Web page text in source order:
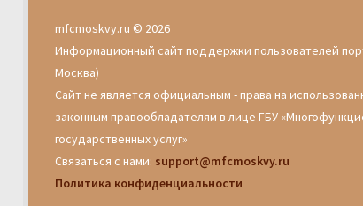
mfcmoskvy.ru © 2026
Информационный сайт поддержки пользователей
Москва)
Сайт не является официальным - права на
законным правообладателям в лице ГБУ
государственных услуг»
Связаться с нами: support@mfcmoskvy.ru
Политика конфиденциальности